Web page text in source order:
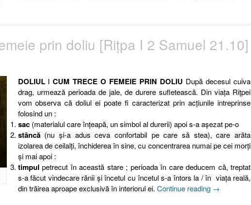
prin doliu [Riţpa I 2 Samuel 21.10]
DOLIULICUM TRECE O FEMEIE PRIN DOLIU După decesul cuiva
drag, urmează perioada de jale, de durere sufletească. Din viaţa Riţpei
vom observa că doliul ei poate fi caracterizat prin acţiunile intreprinse
folosind un :
sac(materialul care înţeapă, un simbol al durerii) apoi s-a așezat pe-o
stâncă(nu şi-a adus ceva confortabil pe care să stea), care arăta
izolarea de ceilalţi, închiderea în sine, cu concentrarea numai pe cei morţi
și mai apoi :
timpul petrecut în această stare ; perioada în care deducem că, treptat
s-a făcut vindecare rănii şi încetul cu încetul s-a întors la / în viaţa reală,
din trăirea aproape exclusivă în interiorul ei. Continue reading „Doliul
→